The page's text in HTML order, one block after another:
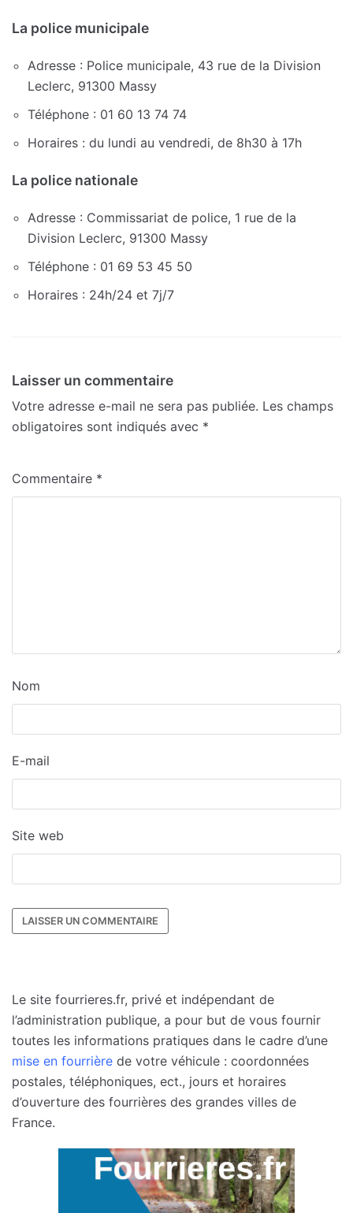
La police municipale
Adresse : Police municipale, 43 rue de la Division
Leclerc, 91300 Massy
Téléphone : 01 60 13 74 74
Horaires : du lundi au vendredi, de 8h30 à 17h
La police nationale
Adresse : Commissariat de police, 1 rue de la
Division Leclerc, 91300 Massy
Téléphone : 01 69 53 45 50
Horaires : 24h/24 et 7j/7
Laisser un commentaire
Votre adresse e-mail ne sera pas publiée. Les champs
obligatoires sont indiqués avec *
Commentaire *
Nom
E-mail
Site web
Le site fourrieres.fr, privé et indépendant de
l’administration publique, a pour but de vous fournir
toutes les informations pratiques dans le cadre d’une
mise en fourrière de votre véhicule : coordonnées
postales, téléphoniques, ect., jours et horaires
d’ouverture des fourrières des grandes villes de
France.